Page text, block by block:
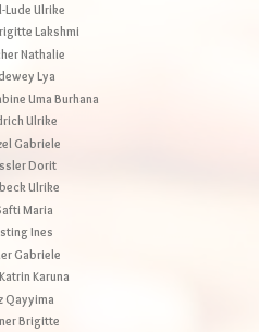
Lude Ulrike
Lakshmi
Nathalie
Lya
Uma Burhana
Ulrike
Gabriele
Dorit
Ulrike
Maria
Ines
Gabriele
Karuna
Qayyima
Brigitte